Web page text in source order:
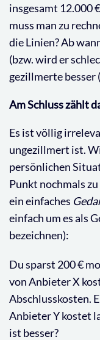
insgesamt 12.000
muss man zu
die Linien? Ab
(bzw. wird er
gezillmerte besser
Am Schluss zählt
Es ist völlig
ungezillmert ist.
persönlichen
Punkt nochmals
ein einfaches
einfach um es als
bezeichnen):
Du sparst 200 €
von Anbieter X
Abschlusskosten.
Anbieter Y kostet
ist besser?